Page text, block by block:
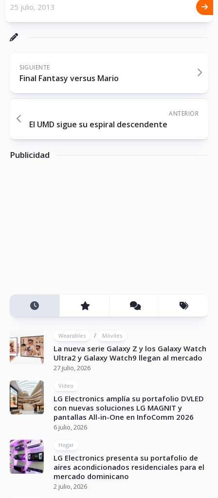
25 julio, 2013
SIGUIENTE
Final Fantasy versus Mario
ANTERIOR
El UMD sigue su espiral descendente
Publicidad
Wearables / Móviles
La nueva serie Galaxy Z y los Galaxy Watch
Ultra2 y Galaxy Watch9 llegan al mercado
27 julio, 2026
Vídeo
LG Electronics amplía su portafolio DVLED
con nuevas soluciones LG MAGNIT y
pantallas All-in-One en InfoComm 2026
6 julio, 2026
Hogar
LG Electronics presenta su portafolio de
aires acondicionados residenciales para el
mercado dominicano
2 julio, 2026